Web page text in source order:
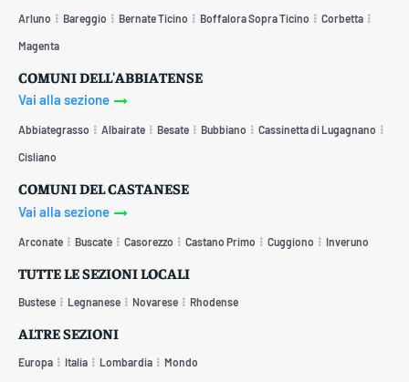
Arluno Bareggio Bernate Ticino Boffalora Sopra Ticino Corbetta
Magenta
COMUNI DELL'ABBIATENSE
Vai alla sezione
Abbiategrasso Albairate Besate Bubbiano Cassinetta di Lugagnano
Cisliano
COMUNI DEL CASTANESE
Vai alla sezione
Arconate Buscate Casorezzo Castano Primo Cuggiono Inveruno
TUTTE LE SEZIONI LOCALI
Bustese Legnanese Novarese Rhodense
ALTRE SEZIONI
Europa Italia Lombardia Mondo